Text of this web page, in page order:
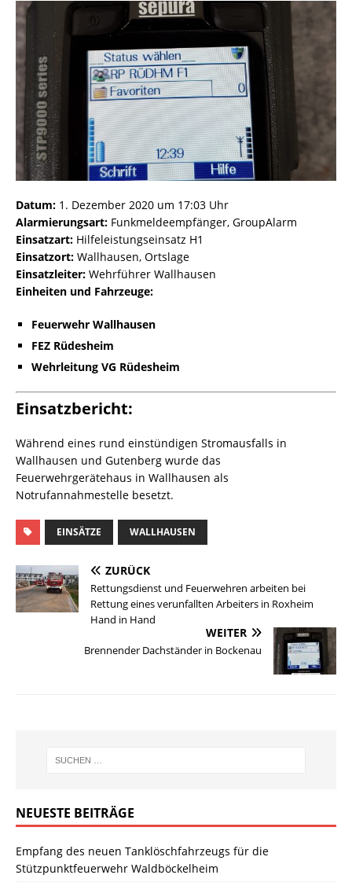
Datum: 1. Dezember 2020 um 17:03 Uhr
Alarmierungsart: Funkmeldeempfänger, GroupAlarm
Einsatzart: Hilfeleistungseinsatz H1
Einsatzort: Wallhausen, Ortslage
Einsatzleiter: Wehrführer Wallhausen
Einheiten und Fahrzeuge:
Feuerwehr Wallhausen
FEZ Rüdesheim
Wehrleitung VG Rüdesheim
Einsatzbericht:
Während eines rund einstündigen Stromausfalls in
Wallhausen und Gutenberg wurde das
Feuerwehrgerätehaus in Wallhausen als
Notrufannahmestelle besetzt.
EINSÄTZE WALLHAUSEN
ZURÜCK
Rettungsdienst und Feuerwehren arbeiten bei
Rettung eines verunfallten Arbeiters in Roxheim
Hand in Hand
WEITER
Brennender Dachständer in Bockenau
NEUESTE BEITRÄGE
Empfang des neuen Tanklöschfahrzeugs für die
Stützpunktfeuerwehr Waldböckelheim